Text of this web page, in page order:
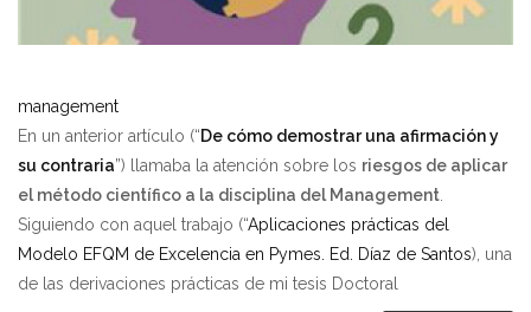
management
En un anterior artículo (“De cómo demostrar una afirmación y
su contraria”) llamaba la atención sobre los riesgos de aplicar
el método científico a la disciplina del Management
Siguiendo con aquel trabajo (“Aplicaciones prácticas del
Modelo EFQM de Excelencia en Pymes. Ed. Díaz de Santos), una
de las derivaciones prácticas de mi tesis Doctoral